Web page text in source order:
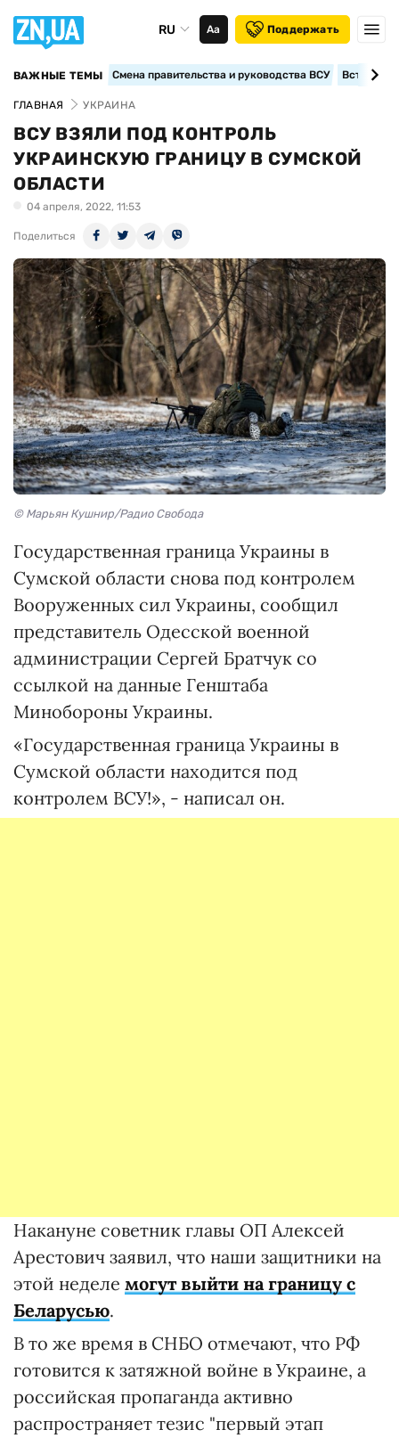
RU Аа Поддержать
ВАЖНЫЕ ТЕМЫ Смена правительства и руководства ВСУ
ГЛАВНАЯ УКРАИНА
ВСУ ВЗЯЛИ ПОД КОНТРОЛЬ
УКРАИНСКУЮ ГРАНИЦУ В СУМСКОЙ
ОБЛАСТИ
04 апреля, 2022, 11:53
Поделиться
© Марьян Кушнир/Радио Свобода
Государственная граница Украины в
Сумской области снова под контролем
Вооруженных сил Украины, сообщил
представитель Одесской военной
администрации Сергей Братчук со
ссылкой на данные Генштаба
Минобороны Украины.
«Государственная граница Украины в
Сумской области находится под
контролем ВСУ!», - написал он.
Накануне советник главы ОП Алексей
Арестович заявил, что наши защитники на
этой неделе могут выйти на границу с
Беларусью.
В то же время в СНБО отмечают, что РФ
готовится к затяжной войне в Украине, а
российская пропаганда активно
распространяет тезис "первый этап